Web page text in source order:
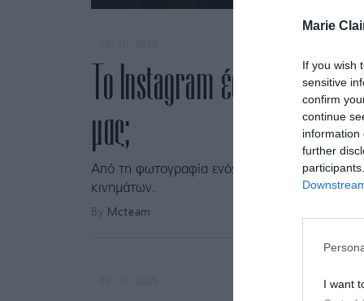
Marie
If you wish
sensitive
confirm
continue
information
further
I want
Το Instagram έσβησε 15
μας;
Από τη φωτογραφία ενός σκύλου σε
κινημάτων.
By Mcteam